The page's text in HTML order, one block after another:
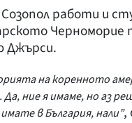
работи и
Черноморие
Джърси.
на коренното
Да, ние я имаме, но аз
в България, нали”,